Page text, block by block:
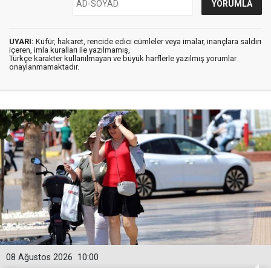
UYARI: Küfür, hakaret, rencide edici cümleler veya imalar, inançlara saldırı
içeren, imla kuralları ile yazılmamış,
Türkçe karakter kullanılmayan ve büyük harflerle yazılmış yorumlar
onaylanmamaktadır.
10:00
08 Ağustos 2026